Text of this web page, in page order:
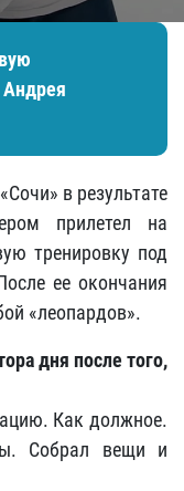
Андрея
в результате
прилетел на
тренировку под
ее окончания
«леопардов».
дня после того,
Как должное.
Собрал вещи и